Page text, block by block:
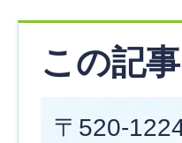
この記
〒520-